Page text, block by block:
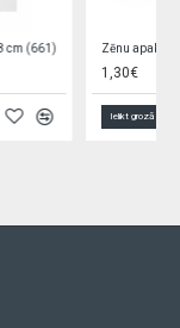
Zēnu apakšbikses (1 gab.) MC-12 110-116 cm